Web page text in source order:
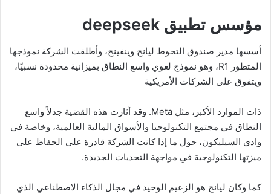
مؤسس تطبيق deepseek
أسسها مدير صندوق التحوط ليانج وينفينج، وأطلقت الشركة نموذجها
المتطور R1، وهو نموذج لغوي واسع النطاق بميزانية محدودة نسبيًا،
ويتفوق على الشركات الأمريكية
ذات الموارد الأكبر، مثل Meta. وقد أثارت هذه القضية جدلاً واسع
النطاق في مجتمع التكنولوجيا والأسواق المالية العالمية، وخاصة في
وادي السيليكون، حول ما إذا كانت الشركة قادرة على الحفاظ على
ميزتها التكنولوجية في مواجهة التحديات الجديدة.
كما وكان ليانج هو الزعيم الوحيد في مجال الذكاء الاصطناعي الذي